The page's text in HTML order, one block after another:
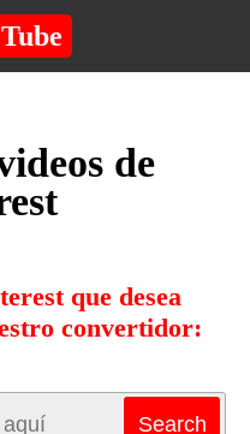
Tube
de
que desea
convertidor: